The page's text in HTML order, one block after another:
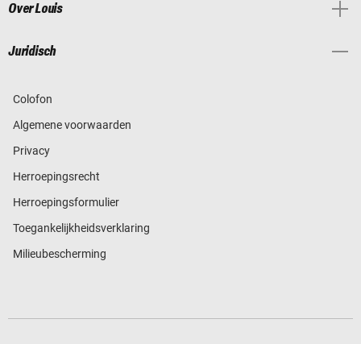
Over Louis
Juridisch
Colofon
Algemene voorwaarden
Privacy
Herroepingsrecht
Herroepingsformulier
Toegankelijkheidsverklaring
Milieubescherming